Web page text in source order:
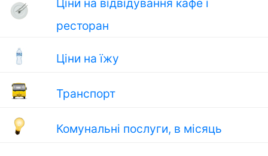
Ціни на відвідування кафе і
ресторан
Ціни на їжу
Транспорт
Комунальні послуги, в місяць